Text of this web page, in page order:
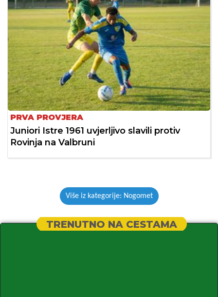
PRVA PROVJERA
Juniori Istre 1961 uvjerljivo slavili protiv
Rovinja na Valbruni
Više iz kategorije: Nogomet
TRENUTNO NA CESTAMA